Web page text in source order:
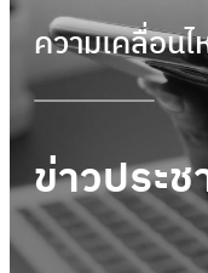
ความเคลื่อน
ข่าวประ